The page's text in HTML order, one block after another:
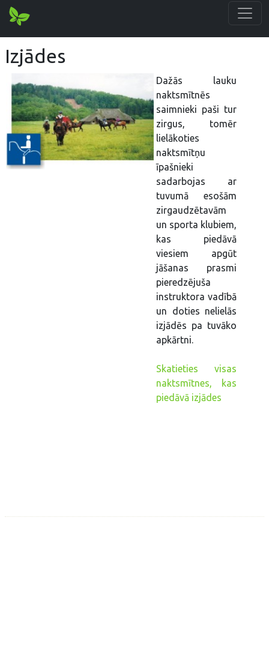
Izjādes
Dažās lauku
naktsmītnēs
saimnieki paši tur
zirgus, tomēr
lielākoties
naktsmītņu
īpašnieki
sadarbojas ar
tuvumā esošām
zirgaudzētavām
un sporta klubiem,
kas piedāvā
viesiem apgūt
jāšanas prasmi
pieredzējuša
instruktora vadībā
un doties nelielās
izjādēs pa tuvāko
apkārtni.
Skatieties visas
naktsmītnes, kas
piedāvā izjādes